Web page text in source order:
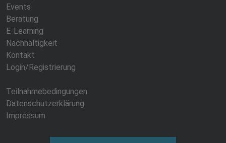
Events
Beratung
E-Learning
Nachhaltigkeit
Kontakt
Login/Registrierung
Teilnahmebedingungen
Datenschutzerklärung
Impressum